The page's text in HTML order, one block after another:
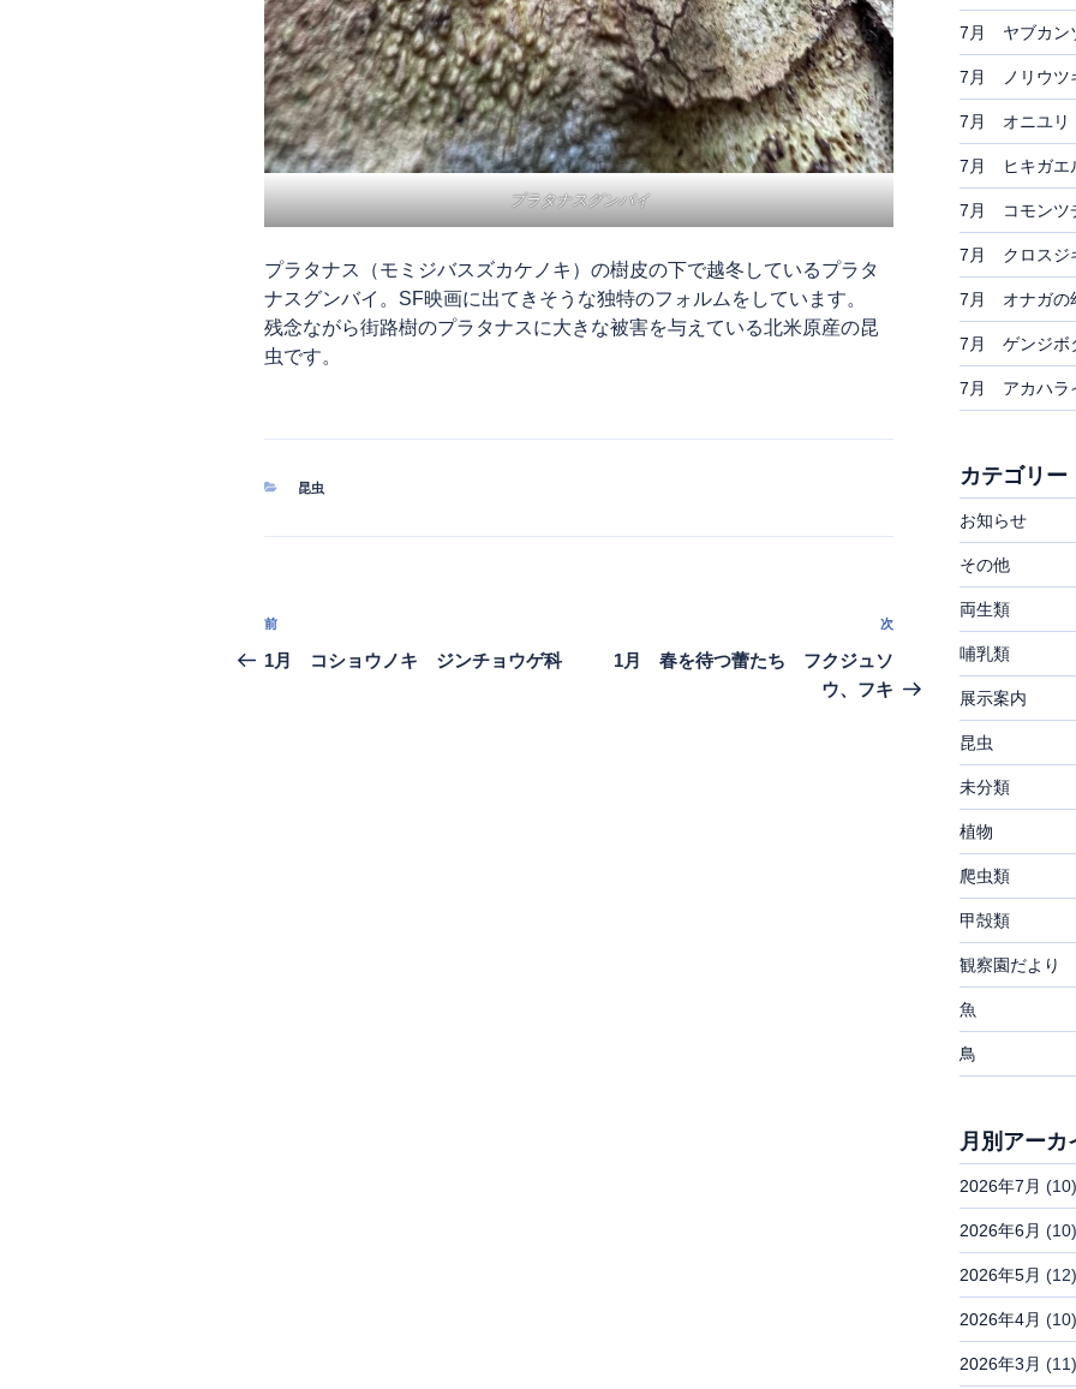
プラタナスグンバイ
プラタナス（モミジバスズカケノキ）の樹皮の下で越冬しているプラタ
ナスグンバイ。SF映画に出てきそうな独特のフォルムをしています。
残念ながら街路樹のプラタナスに大きな被害を与えている北米原産の昆
虫です。
カ
昆虫
投
稿
過
去
前
1月 コショウノキ ジンチョウゲ科
次
投
次
1月 春を待つ蕾たち フクジュソ
ウ、フキ
7月 ヤブカン
7月 ノリウツ
7月 オニユリ
7月 ヒキガエ
7月 コモンツ
7月 クロスジ
7月 オナガの
7月 ゲンジボ
7月 アカハラ
カテゴリー
お知らせ
その他
両生類
哺乳類
展示案内
昆虫
未分類
植物
爬虫類
甲殻類
観察園だより
魚
鳥
月別アーカ
2026年7月 (10)
2026年6月 (10)
2026年5月 (12)
2026年4月 (10)
2026年3月 (11)